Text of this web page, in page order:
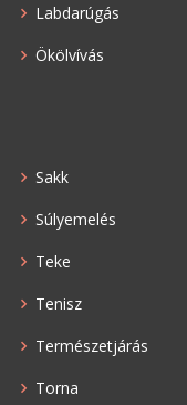
Labdarúgás
Ökölvívás
Sakk
Súlyemelés
Teke
Tenisz
Természetjárás
Torna